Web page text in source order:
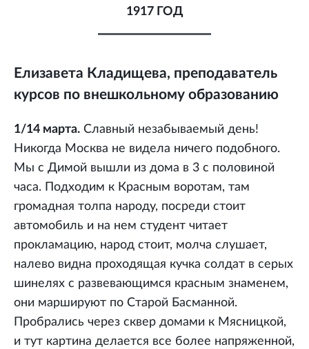
1917 ГОД
Елизавета Кладищева, преподаватель
курсов по внешкольному образованию
1/14 марта. Славный незабываемый день!
Никогда Москва не видела ничего подобного.
Мы с Димой вышли из дома в 3 с половиной
часа. Подходим к Красным воротам, там
громадная толпа народу, посреди стоит
автомобиль и на нем студент читает
прокламацию, народ стоит, молча слушает,
налево видна проходящая кучка солдат в серых
шинелях с развевающимся красным знаменем,
они маршируют по Старой Басманной.
Пробрались через сквер домами к Мясницкой,
и тут картина делается все более напряженной,